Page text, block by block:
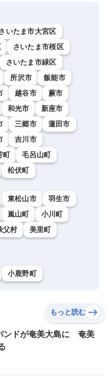
いたま市大宮区
さいたま市桜区
さいたま市緑区
所沢市
飯能市
越谷市
蕨市
和光市
新座市
三郷市
蓮田市
吉川市
町
毛呂山町
松伏町
東松山市
羽生市
嵐山町
小川町
父村
美里町
小鹿野町
もっと読む
ンドが奄美大島に 奄美